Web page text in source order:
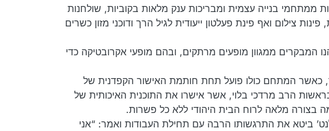
ממתחמי בנייה עצמית ומבריכות ענק מלאות בקוביות, שולחנות
צילום ואף פינת פעלטון ייעודית לגיל הרך ודוכני מזון כשרים
המבקרים ממגוון מופעים מרתקים, ובהם מופעי אקרובטיקה כדי
כאשר המתחם כולו פועל תחת חותמת האישור הקפדנית של
הרב מרדכי בלוי, אשר אישרו את התוכנית האיכותית של
בצורה מלאה לרוח הבית היהודי ללא כל פשרות.
ביטא את התרגשותו הרבה עם תחילת העבודות ואמר: “אני